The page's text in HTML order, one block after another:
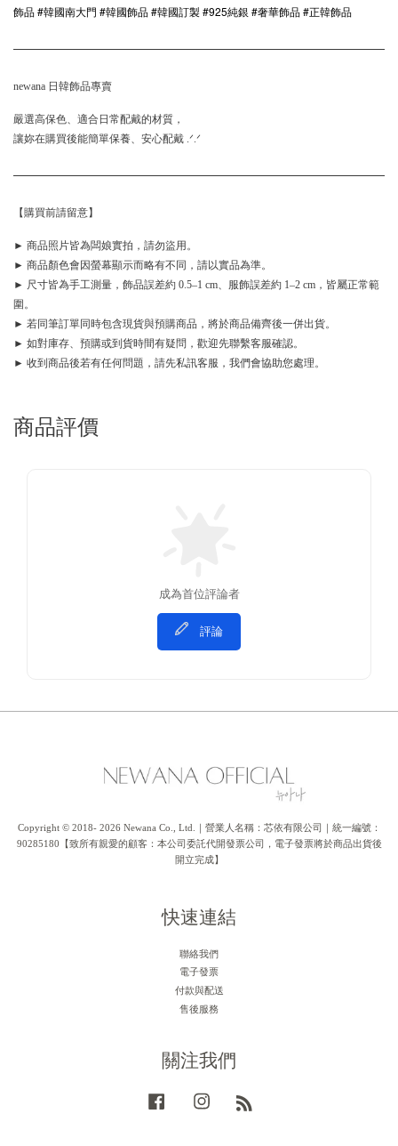
飾品 #韓國南大門 #韓國飾品 #韓國訂製 #925純銀 #奢華飾品 #正韓飾品
newana 日韓飾品專賣
嚴選高保色、適合日常配戴的材質，
讓妳在購買後能簡單保養、安心配戴 .ᐟ.ᐟ
【購買前請留意】
► 商品照片皆為闆娘實拍，請勿盜用。
► 商品顏色會因螢幕顯示而略有不同，請以實品為準。
► 尺寸皆為手工測量，飾品誤差約 0.5–1 cm、服飾誤差約 1–2 cm，皆屬正常範
圍。
► 若同筆訂單同時包含現貨與預購商品，將於商品備齊後一併出貨。
► 如對庫存、預購或到貨時間有疑問，歡迎先聯繫客服確認。
► 收到商品後若有任何問題，請先私訊客服，我們會協助您處理。
商品評價
成為首位評論者
評論
Copyright © 2018- 2026 Newana Co., Ltd.｜營業人名稱：芯依有限公司｜統一編號：
90285180【致所有親愛的顧客：本公司委託代開發票公司，電子發票將於商品出貨後
開立完成】
快速連結
聯絡我們
電子發票
付款與配送
售後服務
關注我們
Facebook Instagram